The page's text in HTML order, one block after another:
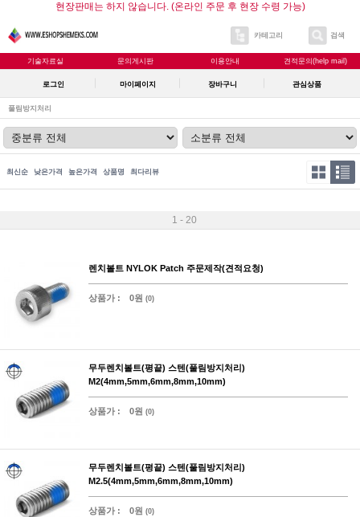
현장판매는 하지 않습니다. (온라인 주문 후 현장 수령 가능)
카테고리 검색
기술자료실 문의게시판 이용안내 견적문의(help mail)
로그인 마이페이지 장바구니 관심상품
풀림방지처리
최신순 낮은가격 높은가격 상품명 최다리뷰
1 - 20
렌치볼트 NYLOK Patch 주문제작(견적요청)
상품가 : 0원 (0)
무두렌치볼트(평끝) 스텐(풀림방지처리)
M2(4mm,5mm,6mm,8mm,10mm)
상품가 : 0원 (0)
무두렌치볼트(평끝) 스텐(풀림방지처리)
M2.5(4mm,5mm,6mm,8mm,10mm)
상품가 : 0원 (0)